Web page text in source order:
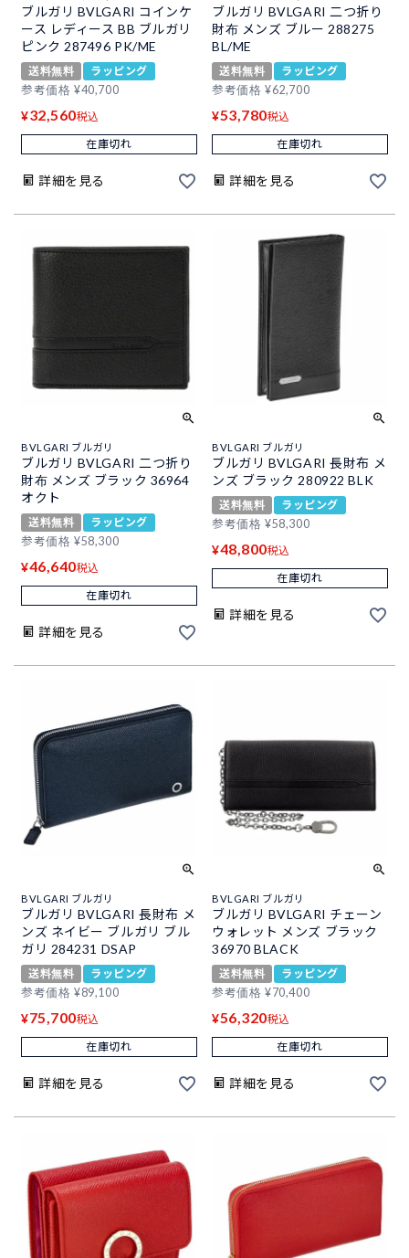
ブルガリ BVLGARI コインケ
ース レディース BB ブルガリ
ピンク 287496 PK/ME
送料無料
ラッピング
参考価格 ¥40,700
¥32,560税込
在庫切れ
詳細を見る
ブルガリ BVLGARI 二つ折り
財布 メンズ ブルー 288275
BL/ME
送料無料
ラッピング
参考価格 ¥62,700
¥53,780税込
在庫切れ
詳細を見る
BVLGARI ブルガリ
ブルガリ BVLGARI 二つ折り
財布 メンズ ブラック 36964
オクト
送料無料
ラッピング
参考価格 ¥58,300
¥46,640税込
在庫切れ
詳細を見る
BVLGARI ブルガリ
ブルガリ BVLGARI 長財布 メ
ンズ ブラック 280922 BLK
送料無料
ラッピング
参考価格 ¥58,300
¥48,800税込
在庫切れ
詳細を見る
BVLGARI ブルガリ
ブルガリ BVLGARI 長財布 メ
ンズ ネイビー ブルガリ ブル
ガリ 284231 DSAP
送料無料
ラッピング
参考価格 ¥89,100
¥75,700税込
在庫切れ
詳細を見る
BVLGARI ブルガリ
ブルガリ BVLGARI チェーン
ウォレット メンズ ブラック
36970 BLACK
送料無料
ラッピング
参考価格 ¥70,400
¥56,320税込
在庫切れ
詳細を見る